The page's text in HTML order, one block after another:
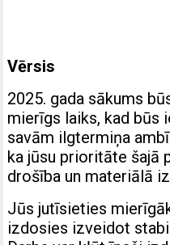
Vērsis
2025. gada sākums
mierīgs laiks, kad būs
savām ilgtermiņa
ka jūsu prioritāte šajā
drošība un materiālā
Jūs jutīsieties
izdosies izveidot